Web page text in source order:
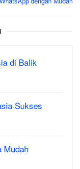
di Balik
Sukses
Mudah